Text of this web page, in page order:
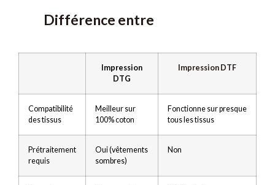
Différence entre
Impression
DTG
Impression DTF
Compatibilité
des tissus
Meilleur sur
100% coton
Fonctionne sur presque
tous les tissus
Prétraitement
requis
Oui (vêtements
sombres)
Non